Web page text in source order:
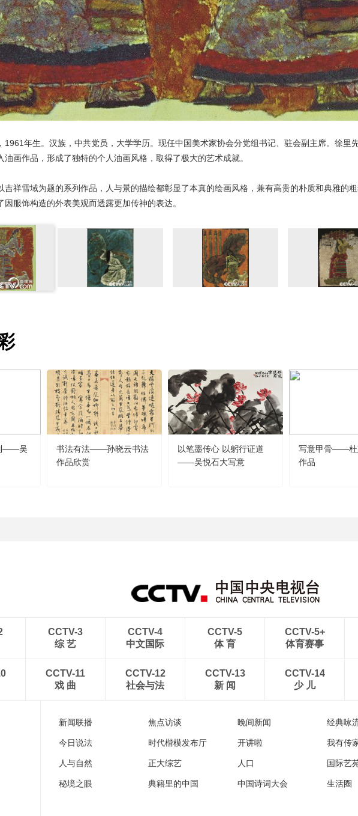
1961年生。汉族，中共党员，大学学历。现任中国美术家协会分党组书记、驻会副主席。徐里
油画作品，形成了独特的个人油画风格，取得了极大的艺术成就。
吉祥雪域为题的系列作品，人与景的描绘都彰显了本真的绘画风格，兼有高贵的朴质和典雅的
因服饰构造的外表美观而透露更加传神的表达。
——吴
书法有法——孙晓云书法
作品欣赏
以笔墨传心 以躬行证道
——吴悦石大写意
写意甲骨——杜
作品
CCTV-3
综 艺
CCTV-4
中文国际
CCTV-5
体 育
CCTV-5+
体育赛事
CCTV-11
戏 曲
CCTV-12
社会与法
CCTV-13
新 闻
CCTV-14
少 儿
新闻联播 焦点访谈 晚间新闻 经典咏
今日说法 时代楷模发布厅 开讲啦 我有传
人与自然 正大综艺 人口 国际艺
秘境之眼 典籍里的中国 中国诗词大会 生活圈